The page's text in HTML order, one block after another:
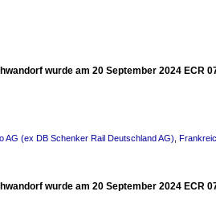
wurde am 20 September 2024 ECR
AG (ex DB Schenker Rail Deutschland AG)
wurde am 20 September 2024 ECR